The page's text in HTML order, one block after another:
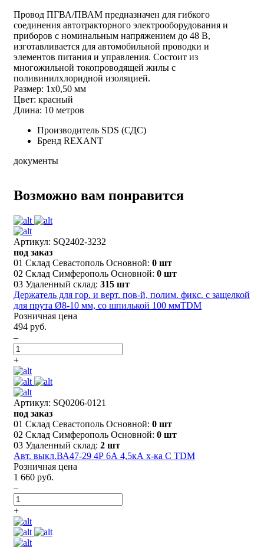
Провод ПГВА/ПВАМ предназначен для гибкого
соединения автотракторного электрооборудования и
приборов с номинальным напряжением до 48 В,
изготавливается для автомобильной проводки и
элементов питания и управления. Состоит из
многожильной токопроводящей жилы с
поливинилхлоридной изоляцией.
Размер: 1х0,50 мм
Цвет: красный
Длина: 10 метров
Производитель SDS (СДС)
Бренд REXANT
документы
Возможно вам понравится
Артикул: SQ2402-3232
под заказ
01 Склад Севастополь Основной: 0 шт
02 Склад Симферополь Основной: 0 шт
03 Удаленный склад: 315 шт
Держатель для гор. и верт. пов-й, полим. фикс. с защелкой
для прута Ø8-10 мм, со шпилькой 100 ммTDM
Розничная цена
494 руб.
–
+
Артикул: SQ0206-0121
под заказ
01 Склад Севастополь Основной: 0 шт
02 Склад Симферополь Основной: 0 шт
03 Удаленный склад: 2 шт
Авт. выкл.ВА47-29 4Р 6А 4,5кА х-ка С TDM
Розничная цена
1 660 руб.
–
+